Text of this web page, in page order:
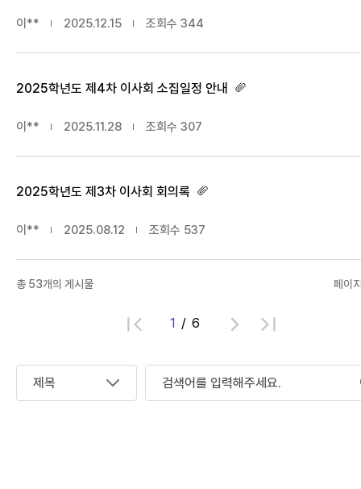
이** 2025.12.15 조회수 344
2025학년도 제4차 이사회 소집일정 안내
이** 2025.11.28 조회수 307
2025학년도 제3차 이사회 회의록
이** 2025.08.12 조회수 537
1 6
총 53개의 게시물 페이